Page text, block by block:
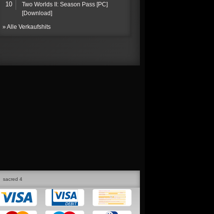
10
Two Worlds II: Season Pass [PC]
[Download]
» Alle Verkaufshits
sacred 4